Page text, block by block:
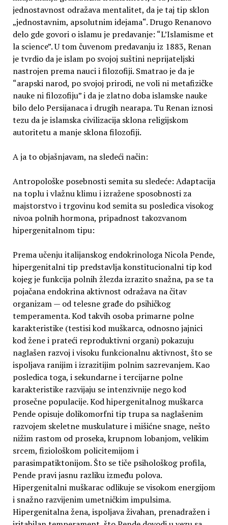
jednostavnost odražava mentalitet, da je taj tip sklon
„jednostavnim, apsolutnim idejama“. Drugo Renanovo
delo gde govori o islamu je predavanje: “L’Islamisme et
la science”. U tom čuvenom predavanju iz 1883, Renan
je tvrdio da je islam po svojoj suštini neprijateljski
nastrojen prema nauci i filozofiji. Smatrao je da je
“arapski narod, po svojoj prirodi, ne voli ni metafizičke
nauke ni filozofiju” i da je zlatno doba islamske nauke
bilo delo Persijanaca i drugih nearapa. Tu Renan iznosi
tezu da je islamska civilizacija sklona religijskom
autoritetu a manje sklona filozofiji.
A ja to objašnjavam, na sledeći način:
Antropološke posebnosti semita su sledeće: Adaptacija
na toplu i vlažnu klimu i izražene sposobnosti za
majstorstvo i trgovinu kod semita su posledica visokog
nivoa polnih hormona, pripadnost takozvanom
hipergenitalnom tipu:
Prema učenju italijanskog endokrinologa Nicola Pende,
hipergenitalni tip predstavlja konstitucionalni tip kod
kojeg je funkcija polnih žlezda izrazito snažna, pa se ta
pojačana endokrina aktivnost odražava na čitav
organizam — od telesne građe do psihičkog
temperamenta. Kod takvih osoba primarne polne
karakteristike (testisi kod muškarca, odnosno jajnici
kod žene i prateći reproduktivni organi) pokazuju
naglašen razvoj i visoku funkcionalnu aktivnost, što se
ispoljava ranijim i izrazitijim polnim sazrevanjem. Kao
posledica toga, i sekundarne i tercijarne polne
karakteristike razvijaju se intenzivnije nego kod
prosečne populacije. Kod hipergenitalnog muškarca
Pende opisuje dolikomorfni tip trupa sa naglašenim
razvojem skeletne muskulature i mišićne snage, nešto
nižim rastom od proseka, krupnom lobanjom, velikim
srcem, fiziološkom policitemijom i
parasimpatiktonijom. Što se tiče psihološkog profila,
Pende pravi jasnu razliku između polova.
Hipergenitalni muškarac odlikuje se visokom energijom
i snažno razvijenim umetničkim impulsima.
Hipergenitalna žena, ispoljava živahan, prenadražen i